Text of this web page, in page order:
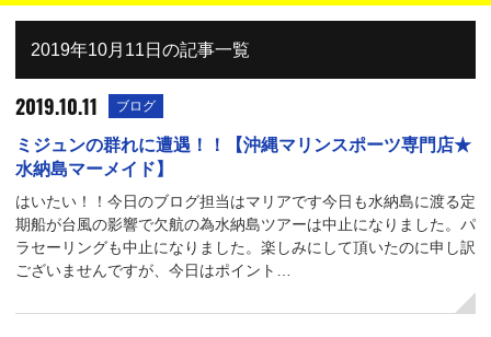
2019年10月11日の記事一覧
2019.10.11 ブログ
ミジュンの群れに遭遇！！【沖縄マリンスポーツ専門店★
水納島マーメイド】
はいたい！！今日のブログ担当はマリアです今日も水納島に渡る定
期船が台風の影響で欠航の為水納島ツアーは中止になりました。パ
ラセーリングも中止になりました。楽しみにして頂いたのに申し訳
ございませんですが、今日はポイント…